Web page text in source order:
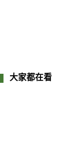
大家都在看